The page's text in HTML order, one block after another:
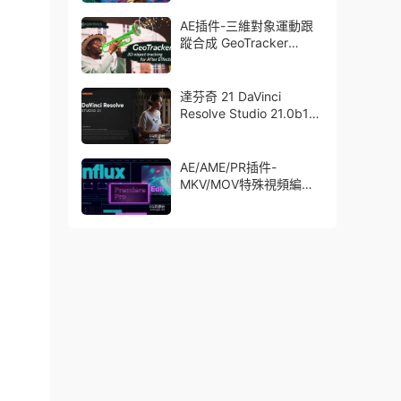
Bullet + VFX Suit
AE插件-三維對象運動跟
蹤合成 GeoTracker
達芬奇 21 DaVinci
Resolve Studio 21.0b1
AE/AME/PR插件-
MKV/MOV特殊視頻編碼